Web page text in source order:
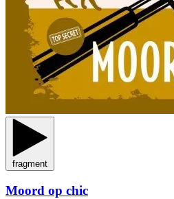
fragment
Moord op chic